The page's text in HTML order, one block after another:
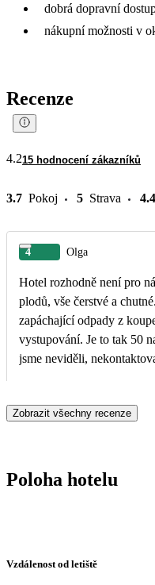
dobrá dopravní
nákupní možnosti v
Recenze
4.215 hodnocení zákazníků
3.7 Pokoj 5 Strava 4.4
4 Olga
Hotel rozhodně není pro
plodů, vše čerstvé a chutné. Bohužel
zapáchající odpady z
vystupování. Je to tak 50
jsme neviděli,
Zobrazit všechny recenze
Poloha hotelu
Vzdálenost od letiště